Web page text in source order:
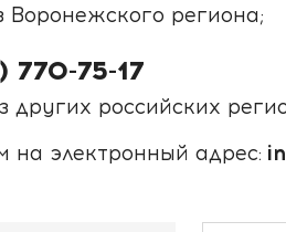
Воронежского региона;
770-75-17
других российских
на электронный адрес: